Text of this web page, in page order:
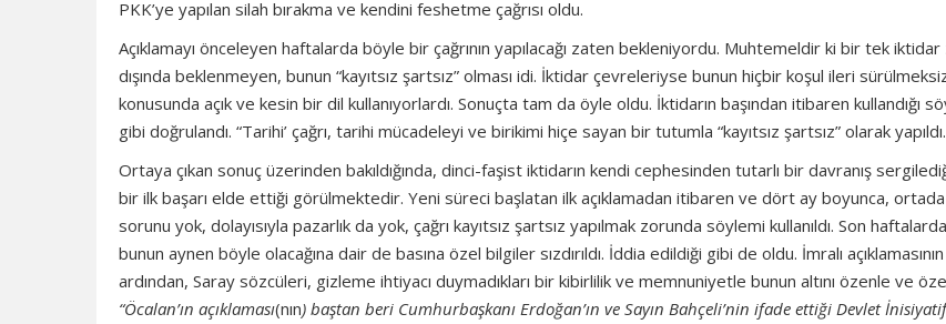
PKK’ye yapılan silah bırakma ve kendini feshetme çağrısı oldu.
Açıklamayı önceleyen haftalarda böyle bir çağrının yapılacağı zaten bekleniyordu. Muhtemeldir ki bir tek
dışında beklenmeyen, bunun “kayıtsız şartsız” olması idi. İktidar çevreleriyse bunun hiçbir koşul ileri
konusunda açık ve kesin bir dil kullanıyorlardı. Sonuçta tam da öyle oldu. İktidarın başından itibaren kullandığı
gibi doğrulandı. “Tarihi’ çağrı, tarihi mücadeleyi ve birikimi hiçe sayan bir tutumla “kayıtsız şartsız” olarak yapıldı.
Ortaya çıkan sonuç üzerinden bakıldığında, dinci-faşist iktidarın kendi cephesinden tutarlı bir davranış
bir ilk başarı elde ettiği görülmektedir. Yeni süreci başlatan ilk açıklamadan itibaren ve dört ay boyunca,
sorunu yok, dolayısıyla pazarlık da yok, çağrı kayıtsız şartsız yapılmak zorunda söylemi kullanıldı. Son
bunun aynen böyle olacağına dair de basına özel bilgiler sızdırıldı. İddia edildiği gibi de oldu. İmralı
ardından, Saray sözcüleri, gizleme ihtiyacı duymadıkları bir kibirlilik ve memnuniyetle bunun altını özenle ve
“Öcalan’ın açıklaması(nın) baştan beri Cumhurbaşkanı Erdoğan’ın ve Sayın Bahçeli’nin ifade ettiği Devlet